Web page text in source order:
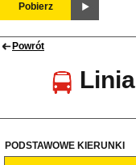
Pobierz
Powrót
Linia
PODSTAWOWE KIERUNKI